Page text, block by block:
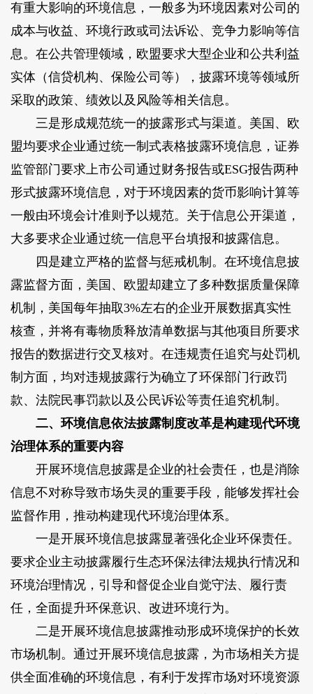
有重大影响的环境信息，一般多为环境因素对公司的
成本与收益、环境行政或司法诉讼、竞争力影响等信
息。在公共管理领域，欧盟要求大型企业和公共利益
实体（信贷机构、保险公司等），披露环境等领域所
采取的政策、绩效以及风险等相关信息。
三是形成规范统一的披露形式与渠道。美国、欧
盟均要求企业通过统一制式表格披露环境信息，证券
监管部门要求上市公司通过财务报告或ESG报告两种
形式披露环境信息，对于环境因素的货币影响计算等
一般由环境会计准则予以规范。关于信息公开渠道，
大多要求企业通过统一信息平台填报和披露信息。
四是建立严格的监督与惩戒机制。在环境信息披
露监督方面，美国、欧盟却建立了多种数据质量保障
机制，美国每年抽取3%左右的企业开展数据真实性
核查，并将有毒物质释放清单数据与其他项目所要求
报告的数据进行交叉核对。在违规责任追究与处罚机
制方面，均对违规披露行为确立了环保部门行政罚
款、法院民事罚款以及公民诉讼等责任追究机制。
二、环境信息依法披露制度改革是构建现代环境
治理体系的重要内容
开展环境信息披露是企业的社会责任，也是消除
信息不对称导致市场失灵的重要手段，能够发挥社会
监督作用，推动构建现代环境治理体系。
一是开展环境信息披露显著强化企业环保责任。
要求企业主动披露履行生态环保法律法规执行情况和
环境治理情况，引导和督促企业自觉守法、履行责
任，全面提升环保意识、改进环境行为。
二是开展环境信息披露推动形成环境保护的长效
市场机制。通过开展环境信息披露，为市场相关方提
供全面准确的环境信息，有利于发挥市场对环境资源